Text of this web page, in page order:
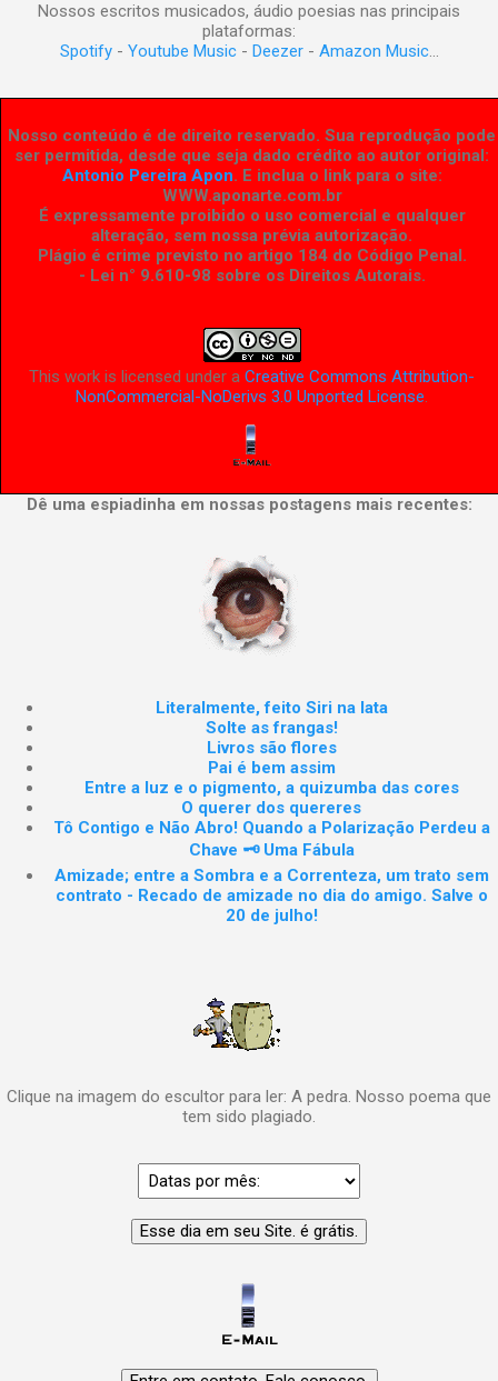
Nossos escritos musicados, áudio poesias nas principais
plataformas:
Spotify- Youtube Music- Deezer- Amazon Music...
Nosso conteúdo é de direito reservado. Sua reprodução pode
ser permitida, desde que seja dado crédito ao autor original:
Antonio Pereira Apon. E inclua o link para o site:
WWW.aponarte.com.br
É expressamente proibido o uso comercial e qualquer
alteração, sem nossa prévia autorização.
Plágio é crime previsto no artigo 184 do Código Penal.
- Lei n° 9.610-98 sobre os Direitos Autorais.
This work is licensed under aCreative Commons Attribution-
NonCommercial-NoDerivs 3.0 Unported License.
Dê uma espiadinha em nossas postagens mais recentes:
Literalmente, feito Siri na lata
Solte as frangas!
Livros são flores
Pai é bem assim
Entre a luz e o pigmento, a quizumba das cores
O querer dos quereres
Tô Contigo e Não Abro! Quando a Polarização Perdeu a
Chave 🗝️ Uma Fábula
Amizade; entre a Sombra e a Correnteza, um trato sem
contrato - Recado de amizade no dia do amigo. Salve o
20 de julho!
Clique na imagem do escultor para ler: A pedra. Nosso poema que
tem sido plagiado.